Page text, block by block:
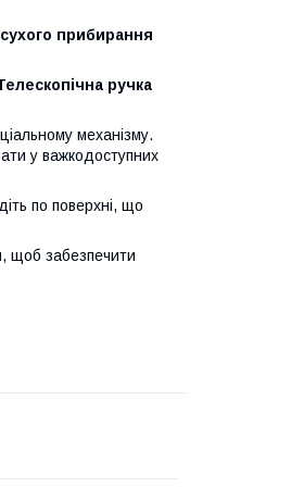
прибирання
ручка
механізму.
у важкодоступних
по поверхні, що
щоб забезпечити